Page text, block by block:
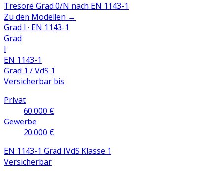
Tresore Grad 0/N nach EN 1143-1
Zu den Modellen →
Grad I · EN 1143-1
Grad
I
EN 1143-1
Grad 1 / VdS 1
Versicherbar bis
Privat
60.000 €
Gewerbe
20.000 €
EN 1143-1 Grad IVdS Klasse 1
Versicherbar